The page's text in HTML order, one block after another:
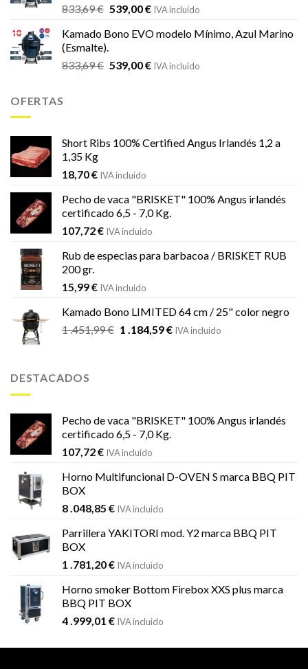
833,69€ El
original
era:
833,69 €.
539,00€El
actual
539,00 €.
IVA incluido
Kamado Bono EVO modelo Mínimo, Azul Marino
(Esmalte).
833,69€ El
539,00€ElIVA incluido
OFERTAS
Short Ribs 100% Certified Angus Irlandés 1,2 a
1,35 Kg
18,70€ IVA incluido
Pecho de vaca "BRISKET" 100% Angus irlandés
certificado 6,5 - 7,0 Kg.
107,72€ IVA incluido
Rub de especias para barbacoa / BRISKET RUB
200 gr.
15,99€ IVA incluido
Kamado Bono LIMITED 64 cm / 25" color negro
1 .451,99€ El
1 .184,59€ElIVA incluido
DESTACADOS
Pecho de vaca "BRISKET" 100% Angus irlandés
certificado 6,5 - 7,0 Kg.
107,72€ IVA incluido
Horno Multifuncional D-OVEN S marca BBQ PIT
BOX
8 .048,85 € IVA incluido
Parrillera YAKITORI mod. Y2 marca BBQ PIT
BOX
1 .781,20€ IVA incluido
Horno smoker Bottom Firebox XXS plus marca
BBQ PIT BOX
4 .999,01 € IVA incluido